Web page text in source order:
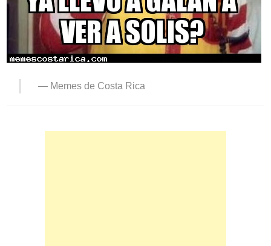
— Memes de Costa Rica